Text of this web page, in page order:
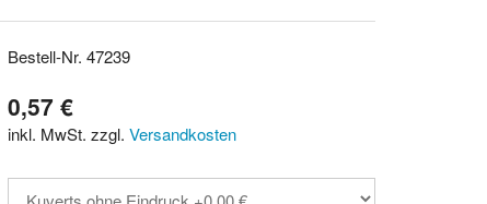
Bestell-Nr. 47239
0,57 €
inkl. MwSt. zzgl.Versandkosten